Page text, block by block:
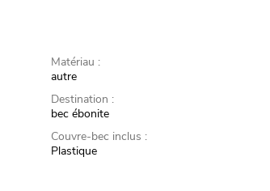
Matériau :
autre
Destination :
bec ébonite
Couvre-bec inclus :
Plastique